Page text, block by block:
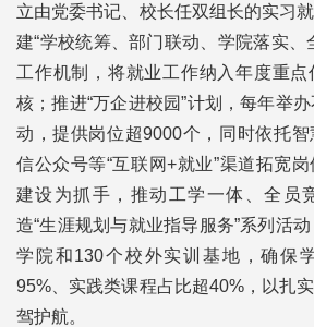
立由党委书记、校长任双组长的实习
建“学校统筹、部门联动、学院落实、
工作机制，将就业工作纳入年度重
核；推进“万企进校园”计划，每年举
动，提供岗位超9000个，同时依托
信公众号等“互联网+就业”渠道拓宽
建设为抓手，推动工学一体、全员
造“生涯规划与就业指导服务”系列活
学院和130个校外实训基地，确保
95%、实践类课程占比超40%，以扎
驾护航。